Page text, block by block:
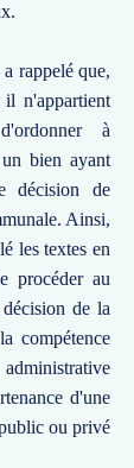
rappelé que,
n'appartient
à
bien ayant
décision de
Ainsi,
les textes en
procéder au
de la
compétence
d'une
ou privé